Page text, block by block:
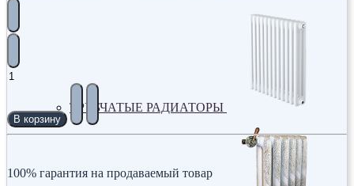
ТРУБЧАТЫЕ РАДИАТОРЫ
В корзину
100% гарантия на продаваемый товар